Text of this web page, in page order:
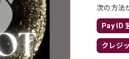
次の方法
Pay ID
クレジ